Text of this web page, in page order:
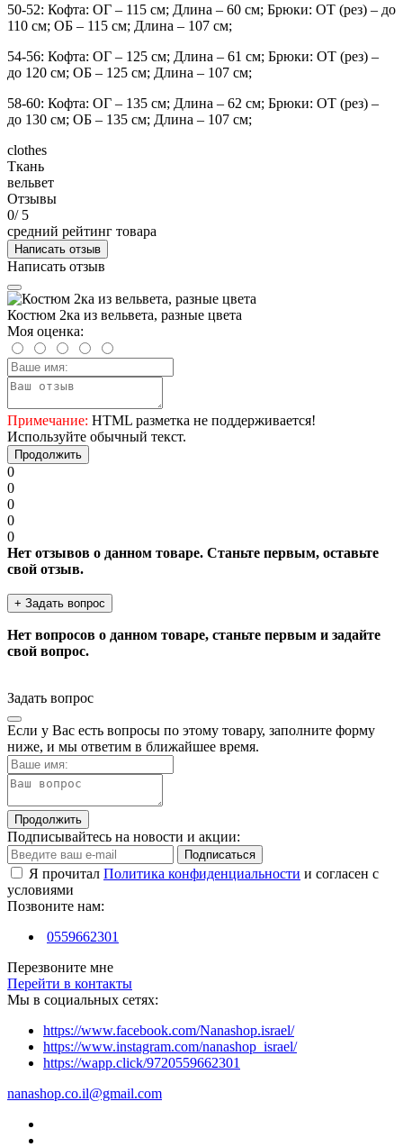
50-52: Кофта: ОГ – 115 см; Длина – 60 см; Брюки: ОТ (рез) – до
110 см; ОБ – 115 см; Длина – 107 см;
54-56: Кофта: ОГ – 125 см; Длина – 61 см; Брюки: ОТ (рез) –
до 120 см; ОБ – 125 см; Длина – 107 см;
58-60: Кофта: ОГ – 135 см; Длина – 62 см; Брюки: ОТ (рез) –
до 130 см; ОБ – 135 см; Длина – 107 см;
clothes
Ткань
вельвет
Отзывы
0/ 5
средний рейтинг товара
Написать отзыв
Написать отзыв
Костюм 2ка из вельвета, разные цвета
Моя оценка:
Примечание: HTML разметка не поддерживается!
Используйте обычный текст.
Продолжить
0
0
0
0
0
Нет отзывов о данном товаре. Станьте первым, оставьте
свой отзыв.
+ Задать вопрос
Нет вопросов о данном товаре, станьте первым и задайте
свой вопрос.
Задать вопрос
Если у Вас есть вопросы по этому товару, заполните форму
ниже, и мы ответим в ближайшее время.
Продолжить
Подписывайтесь на новости и акции:
Подписаться
Я прочитал Политика конфиденциальности и согласен с
условиями
Позвоните нам:
0559662301
Перезвоните мне
Перейти в контакты
Мы в социальных сетях:
https://www.facebook.com/Nanashop.israel/
https://www.instagram.com/nanashop_israel/
https://wapp.click/9720559662301
nanashop.co.il@gmail.com